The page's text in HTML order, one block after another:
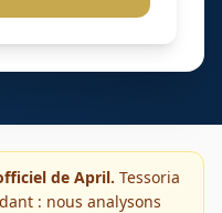
de April. Tessoria
: nous analysons